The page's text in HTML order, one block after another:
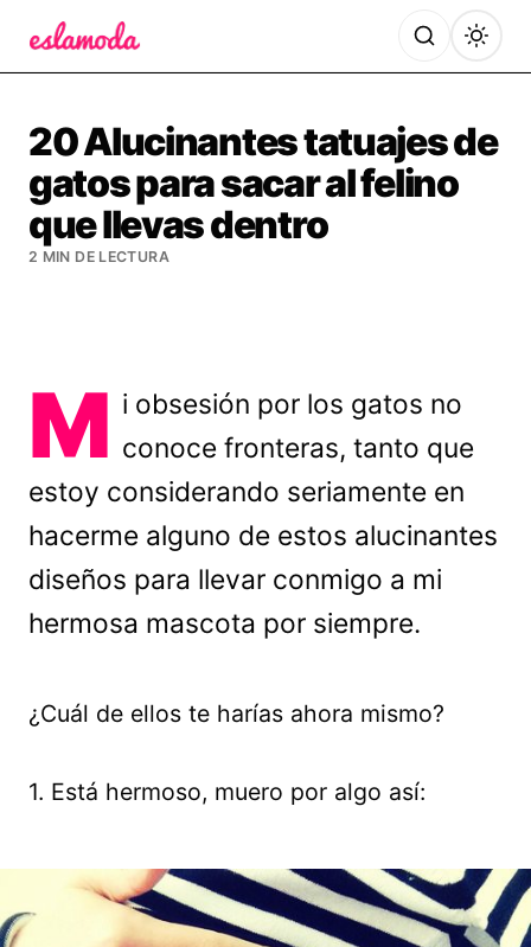
20 Alucinantes tatuajes de
gatos para sacar al felino
que llevas dentro
2 MIN DE LECTURA
M i obsesión por los gatos no
conoce fronteras, tanto que
estoy considerando seriamente en
hacerme alguno de estos alucinantes
diseños para llevar conmigo a mi
hermosa mascota por siempre.
¿Cuál de ellos te harías ahora mismo?
1. Está hermoso, muero por algo así: